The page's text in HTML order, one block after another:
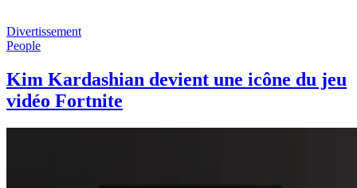
Divertissement
People
Kim Kardashian devient une icône du jeu
vidéo Fortnite